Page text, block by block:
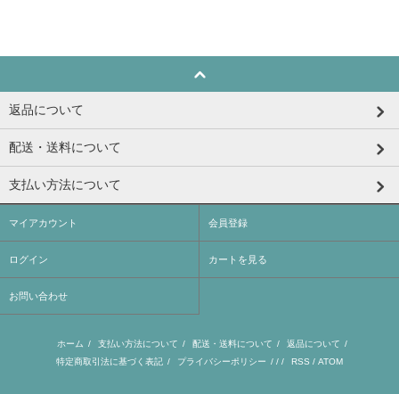
返品について
配送・送料について
支払い方法について
マイアカウント 会員登録
ログイン カートを見る
お問い合わせ
ホーム / 支払い方法について / 配送・送料について / 返品について /
特定商取引法に基づく表記 / プライバシーポリシー / / / RSS / ATOM